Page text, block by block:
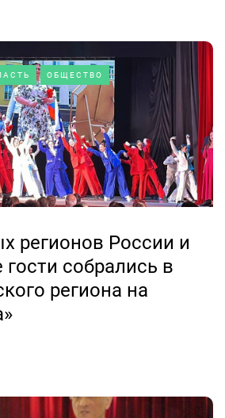
ОБЩЕСТВО
регионов России и
собрались в
региона на